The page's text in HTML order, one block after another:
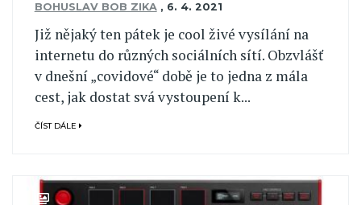
BOHUSLAV BOB ZIKA , 6. 4. 2021
Již nějaký ten pátek je cool živé vysílání na
internetu do různých sociálních sítí. Obzvlášť
v dnešní „covidové“ době je to jedna z mála
cest, jak dostat svá vystoupení k...
ČÍST DÁLE